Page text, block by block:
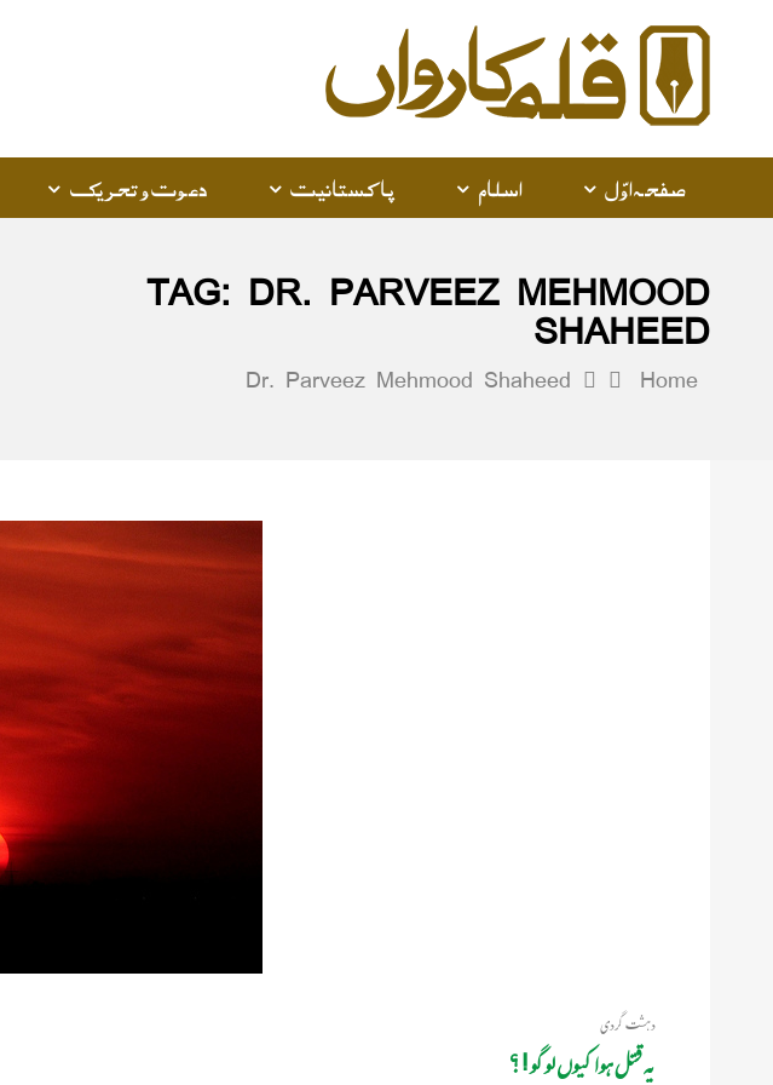
Karwan
صفحہ اوّل اسلام پاکستانیت دعوت و تحریک
TAG: DR. PARVEEZ MEHMOOD
SHAHEED
Home
Dr. Parveez Mehmood Shaheed
دہشت گردی
یہ قتل ہوا کیوں لوگو ! ؟